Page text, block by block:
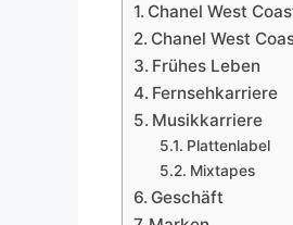
Chanel West
Chanel West
Frühes Leben
Fernsehkarriere
Musikkarriere
Plattenlabel
Mixtapes
Geschäft